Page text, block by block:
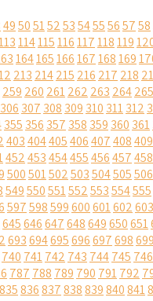
49505152535455565758
114115116117118119
164165166167168169
213 214215 216 217 218
259 260 261262 263 264265
306 307 308 309 310 311312
355 356 357 358 359 360 361
403404405406407408409
452453454455456457458
500501502503504505506
549550551552553554555
597598599600601602603
645646647648649650651
693694695696697698699
740 741742 743 744745 746
787 788 789 790 791792
835836837838839840841